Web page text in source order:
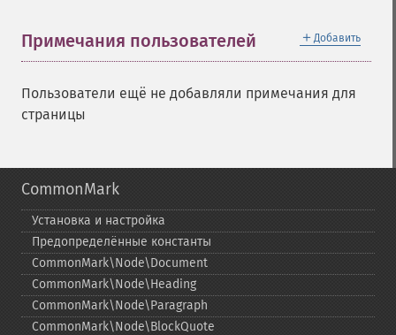
＋ Добавить
Примечания пользователей
Пользователи ещё не добавляли примечания для
страницы
CommonMark
Установка и настройка
Предопределённые константы
CommonMark\Node\Document
CommonMark\Node\Heading
CommonMark\Node\Paragraph
CommonMark\Node\BlockQuote